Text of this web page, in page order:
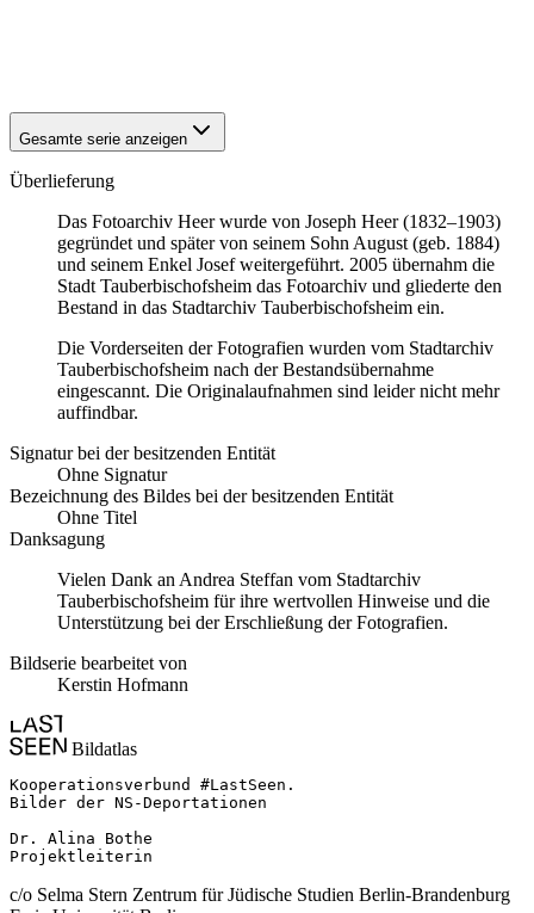
Gesamte serie anzeigen
Überlieferung
Das Fotoarchiv Heer wurde von Joseph Heer (1832–1903)
gegründet und später von seinem Sohn August (geb. 1884)
und seinem Enkel Josef weitergeführt. 2005 übernahm die
Stadt Tauberbischofsheim das Fotoarchiv und gliederte den
Bestand in das Stadtarchiv Tauberbischofsheim ein.
Die Vorderseiten der Fotografien wurden vom Stadtarchiv
Tauberbischofsheim nach der Bestandsübernahme
eingescannt. Die Originalaufnahmen sind leider nicht mehr
auffindbar.
Signatur bei der besitzenden Entität
Ohne Signatur
Bezeichnung des Bildes bei der besitzenden Entität
Ohne Titel
Danksagung
Vielen Dank an Andrea Steffan vom Stadtarchiv
Tauberbischofsheim für ihre wertvollen Hinweise und die
Unterstützung bei der Erschließung der Fotografien.
Bildserie bearbeitet von
Kerstin Hofmann
Bildatlas
Kooperationsverbund #LastSeen.
Bilder der NS-Deportationen
Dr. Alina Bothe
Projektleiterin
c/o Selma Stern Zentrum für Jüdische Studien Berlin-Brandenburg